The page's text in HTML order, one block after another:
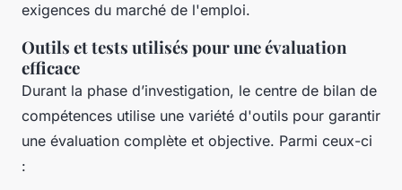
exigences du marché de l'emploi.
Outils et tests utilisés pour une évaluation
efficace
Durant la phase d’investigation, le centre de bilan de
compétences utilise une variété d'outils pour garantir
une évaluation complète et objective. Parmi ceux-ci
: